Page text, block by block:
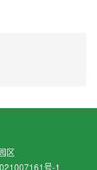
区
号-1